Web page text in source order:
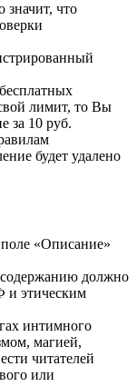
что
лимит, то Вы
за 10 руб.
будет удалено
«Описание»
должно
и этическим
интимного
магией,
читателей
или